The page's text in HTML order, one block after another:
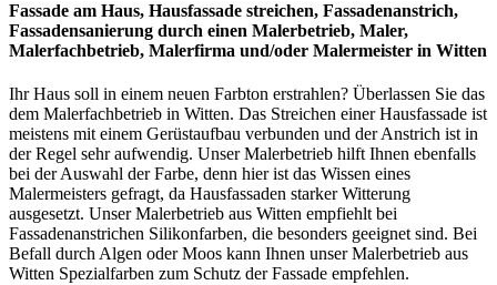
Fassade am Haus, Hausfassade streichen, Fassadenanstrich,
Fassadensanierung durch einen Malerbetrieb, Maler,
Malerfachbetrieb, Malerfirma und/oder Malermeister in Witten
Ihr Haus soll in einem neuen Farbton erstrahlen? Überlassen Sie das
dem Malerfachbetrieb in Witten. Das Streichen einer Hausfassade ist
meistens mit einem Gerüstaufbau verbunden und der Anstrich ist in
der Regel sehr aufwendig. Unser Malerbetrieb hilft Ihnen ebenfalls
bei der Auswahl der Farbe, denn hier ist das Wissen eines
Malermeisters gefragt, da Hausfassaden starker Witterung
ausgesetzt. Unser Malerbetrieb aus Witten empfiehlt bei
Fassadenanstrichen Silikonfarben, die besonders geeignet sind. Bei
Befall durch Algen oder Moos kann Ihnen unser Malerbetrieb aus
Witten Spezialfarben zum Schutz der Fassade empfehlen.